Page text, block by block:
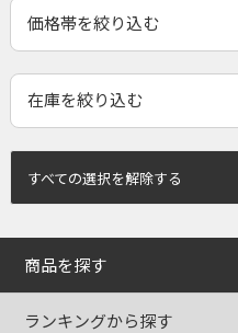
すべての選択を解除する
商品を探す
ランキングから探す